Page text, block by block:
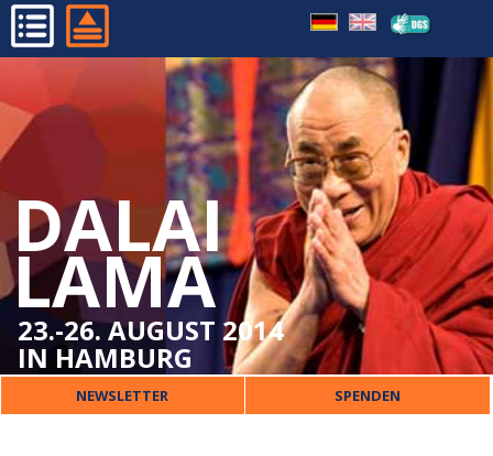
DALAI
LAMA
23.-26. AUGUST 2014
IN HAMBURG
PROGRAMM
ORGANISATORISCHES
WICHTIGE BESUCHERINFOS
ORT
VERPFLEGUNG
ÜBERSETZUNG
KINDER
SICHERHEIT
UNTERKUNFT
VERANSTALTER
PRESSE
KONTAKT
NEWSLETTER SPENDEN